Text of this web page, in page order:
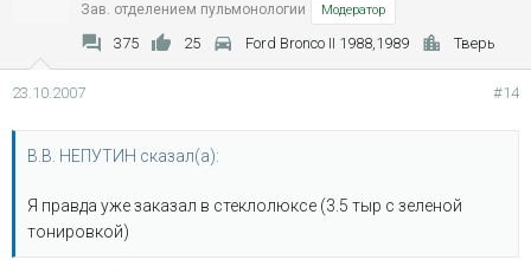
Зав. отделением пульмонологии Модератор
375 25 Ford Bronco II 1988,1989 Тверь
23.10.2007 #14
В.В. НЕПУТИН сказал(а):
Я правда уже заказал в стеклолюксе (3.5 тыр с зеленой
тонировкой)